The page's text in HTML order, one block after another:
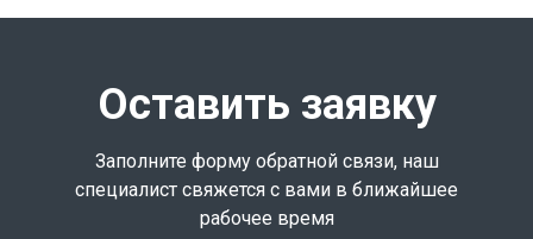
Оставить заявку
Заполните форму обратной связи, наш
специалист свяжется с вами в ближайшее
рабочее время